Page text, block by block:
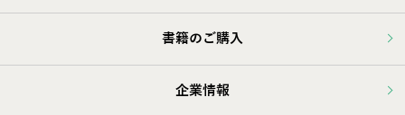
書籍のご購入
企業情報